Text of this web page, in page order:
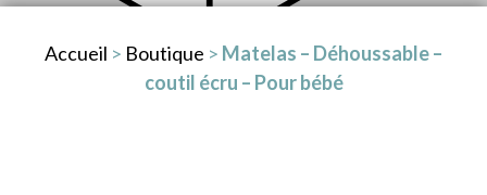
Accueil > Boutique > Matelas – Déhoussable –
coutil écru – Pour bébé